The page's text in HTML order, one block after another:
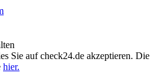
Sie auf check24.de akzeptieren. Die
hier.